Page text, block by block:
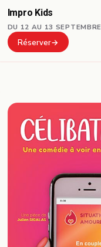
Impro Kids
DU 12 AU 13 SEPTEMBRE
Réserver